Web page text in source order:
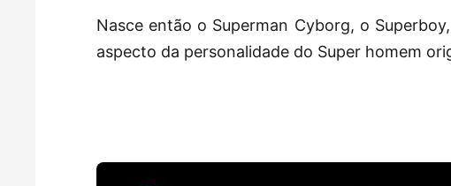
Nasce então o Superman Cyborg, o
aspecto da personalidade do Super homem